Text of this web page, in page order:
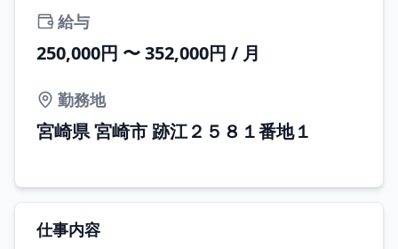
給与
250,000円 〜 352,000円 / 月
勤務地
宮崎県 宮崎市 跡江２５８１番地１
仕事内容